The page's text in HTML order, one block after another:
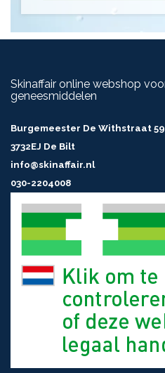
Skinaffair online webshop
geneesmiddelen
Burgemeester De Withstraat 59
3732EJ De Bilt
info@skinaffair.nl
030-2204008